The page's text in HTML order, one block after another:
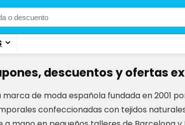
descuentos y ofertas
marca de moda española fundada en 2001
confeccionadas con tejidos